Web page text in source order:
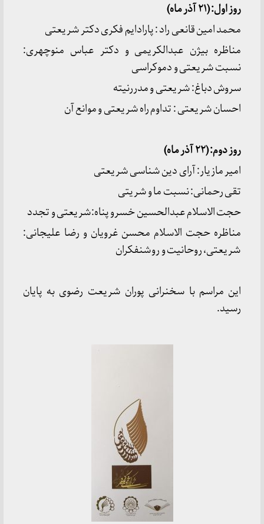
روز اول: (۲۱ آذر ماه)
محمد امین قانعی راد : پارادایم فکری دکتر شریعتی
مناظره بیژن عبدالکریمی و دکتر عباس منوچهری:
نسبت شریعتی و دموکراسی
سروش دباغ: شریعتی و مدررنیته
احسان شریعتی : تداوم راه شریعتی و موانع آن
روز دوم: (۲۲ آذر ماه)
امیر مازیار: آرای دین شناسی شریعتی
تقی رحمانی: نسبت ما و شریتی
حجت الاسلام عبدالحسین خسرو پناه:شریعتی و تجدد
مناظره حجت الاسلام محسن غرویان و رضا علیجانی:
شریعتی، روحانیت و روشنفکران
این مراسم با سخنرانی پوران شریعت رضوی به پایان
رسید.